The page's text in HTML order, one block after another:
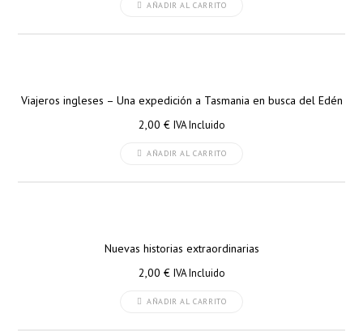
AÑADIR AL CARRITO
Viajeros ingleses – Una expedición a Tasmania en busca del Edén
2,00 € IVA Incluido
AÑADIR AL CARRITO
Nuevas historias extraordinarias
2,00 € IVA Incluido
AÑADIR AL CARRITO